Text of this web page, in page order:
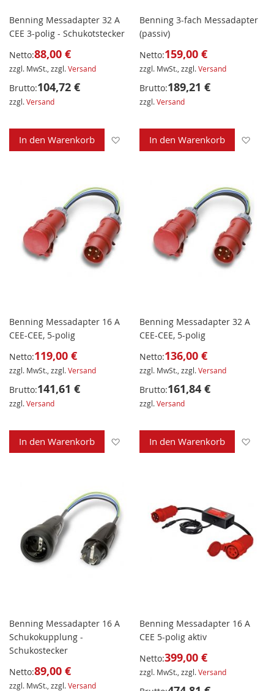
Benning Messadapter 32 A
CEE 3-polig - Schukotstecker
Netto:88,00 €
zzgl. MwSt., zzgl.Versand
Brutto:104,72 €
zzgl.Versand
In den Warenkorb Zur Wunschliste hinzufügen
Benning 3-fach Messadapter
(passiv)
Netto:159,00 €
zzgl. MwSt., zzgl.Versand
Brutto:189,21 €
zzgl.Versand
In den Warenkorb
Benning Messadapter 16 A
CEE-CEE, 5-polig
Netto:119,00 €
zzgl. MwSt., zzgl.Versand
Brutto:141,61 €
zzgl.Versand
In den Warenkorb Zur Wunschliste hinzufügen
Benning Messadapter 32 A
CEE-CEE, 5-polig
Netto:136,00 €
zzgl. MwSt., zzgl.Versand
Brutto:161,84 €
zzgl.Versand
In den Warenkorb
Benning Messadapter 16 A
Schukokupplung -
Schukostecker
Netto:89,00 €
zzgl. MwSt., zzgl.Versand
Benning Messadapter 16 A
CEE 5-polig aktiv
Netto:399,00 €
zzgl. MwSt., zzgl.Versand